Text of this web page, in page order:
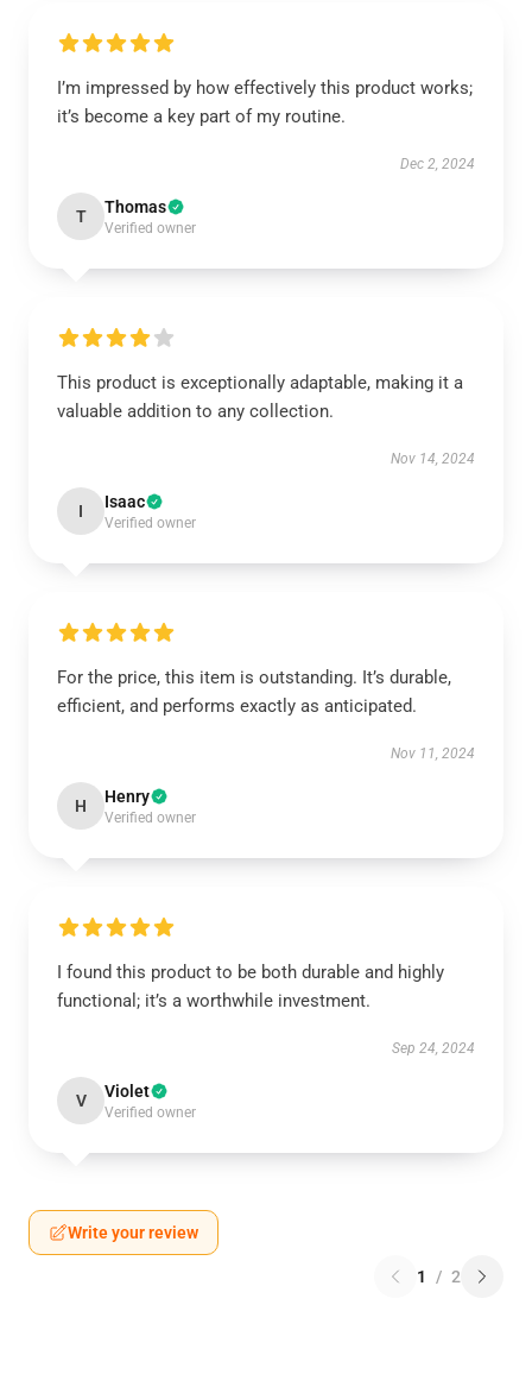
I’m impressed by how effectively this product works;
it’s become a key part of my routine.
Dec 2, 2024
T Thomas
Verified owner
This product is exceptionally adaptable, making it a
valuable addition to any collection.
Nov 14, 2024
I Isaac
Verified owner
For the price, this item is outstanding. It’s durable,
efficient, and performs exactly as anticipated.
Nov 11, 2024
H Henry
Verified owner
I found this product to be both durable and highly
functional; it’s a worthwhile investment.
Sep 24, 2024
V Violet
Verified owner
Write your review
1 / 2